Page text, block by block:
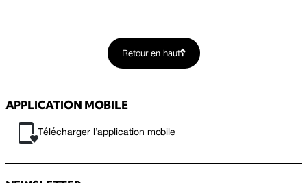
Retour en haut
APPLICATION MOBILE
Télécharger l’application mobile